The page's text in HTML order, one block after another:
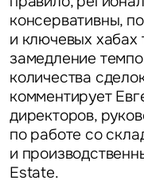
консервативны,
и ключевых хабах
замедление
количества
комментирует
директоров,
по работе со
и
Estate.